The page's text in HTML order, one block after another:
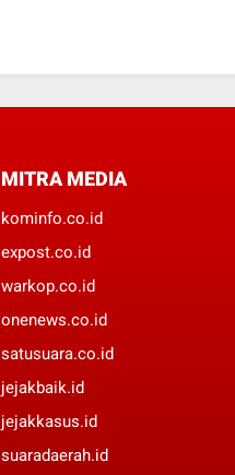
MITRA MEDIA
kominfo.co.id
expost.co.id
warkop.co.id
onenews.co.id
satusuara.co.id
jejakbaik.id
jejakkasus.id
suaradaerah.id